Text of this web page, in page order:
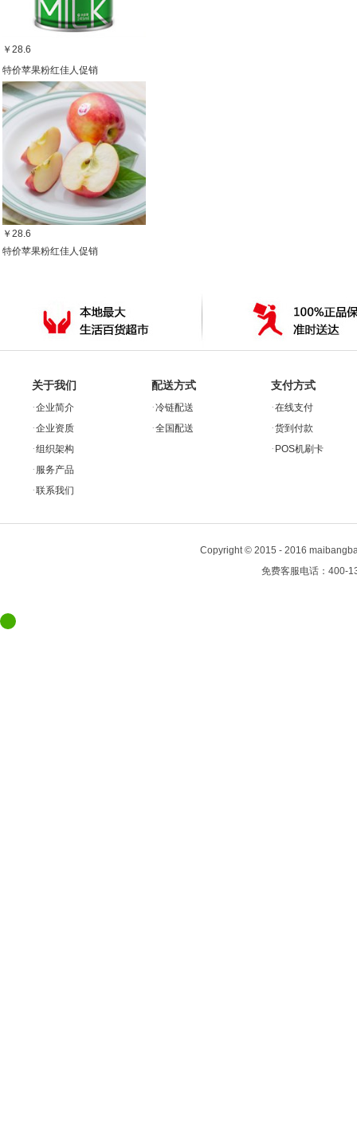
￥28.6
特价苹果粉红佳人促销
￥28.6
特价苹果粉红佳人促销
关于我们
·企业简介
·企业资质
·组织架构
· 服务产品
·联系我们
配送方式
·冷链配送
·全国配送
支付方式
·在线支付
·货到付款
· POS机刷卡
Copyright© 2015 - 2016
免费客服电话：400-